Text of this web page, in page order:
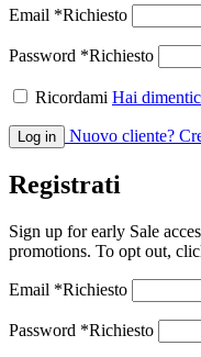
Email *Richiesto
Password *Richiesto
Ricordami Hai
Log in Nuovo cliente?
Registrati
Sign up for early Sale
promotions. To opt out,
Email *Richiesto
Password *Richiesto